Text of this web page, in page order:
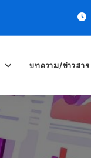
บทความ/ข่าวสาร